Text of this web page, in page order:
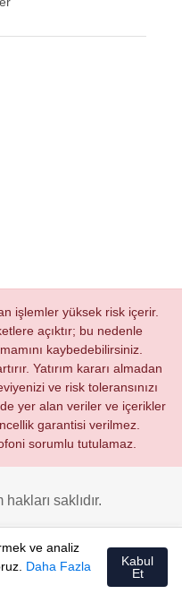
işlemler yüksek risk içerir.
açıktır; bu nedenle
kaybedebilirsiniz.
Yatırım kararı almadan
ve risk toleransınızı
yer alan veriler ve içerikler
garantisi verilmez.
sorumlu tutulamaz.
saklıdır.
ve analiz
Daha Fazla
Kabul
Et